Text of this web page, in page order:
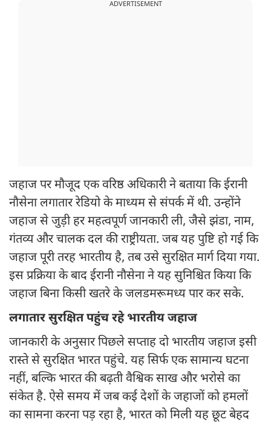
ADVERTISEMENT
जहाज पर मौजूद एक वरिष्ठ अधिकारी ने बताया कि ईरानी
नौसेना लगातार रेडियो के माध्यम से संपर्क में थी. उन्होंने
जहाज से जुड़ी हर महत्वपूर्ण जानकारी ली, जैसे झंडा, नाम,
गंतव्य और चालक दल की राष्ट्रीयता. जब यह पुष्टि हो गई कि
जहाज पूरी तरह भारतीय है, तब उसे सुरक्षित मार्ग दिया गया.
इस प्रक्रिया के बाद ईरानी नौसेना ने यह सुनिश्चित किया कि
जहाज बिना किसी खतरे के जलडमरूमध्य पार कर सके.
लगातार सुरक्षित पहुंच रहे भारतीय जहाज
जानकारी के अनुसार पिछले सप्ताह दो भारतीय जहाज इसी
रास्ते से सुरक्षित भारत पहुंचे. यह सिर्फ एक सामान्य घटना
नहीं, बल्कि भारत की बढ़ती वैश्विक साख और भरोसे का
संकेत है. ऐसे समय में जब कई देशों के जहाजों को हमलों
का सामना करना पड़ रहा है, भारत को मिली यह छूट बेहद